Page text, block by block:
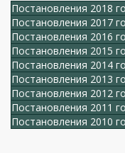
Постановления 2018
Постановления 2017
Постановления 2016
Постановления 2015
Постановления 2014
Постановления 2013
Постановления 2012
Постановления 2011
Постановления 2010